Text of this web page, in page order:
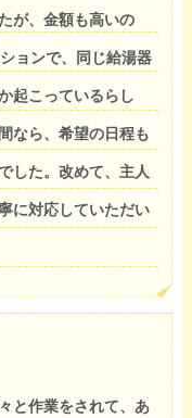
が、金額も高いの
ョンで、同じ給湯器
起こっているらし
なら、希望の日程も
した。改めて、主人
に対応していただい
と作業をされて、あ